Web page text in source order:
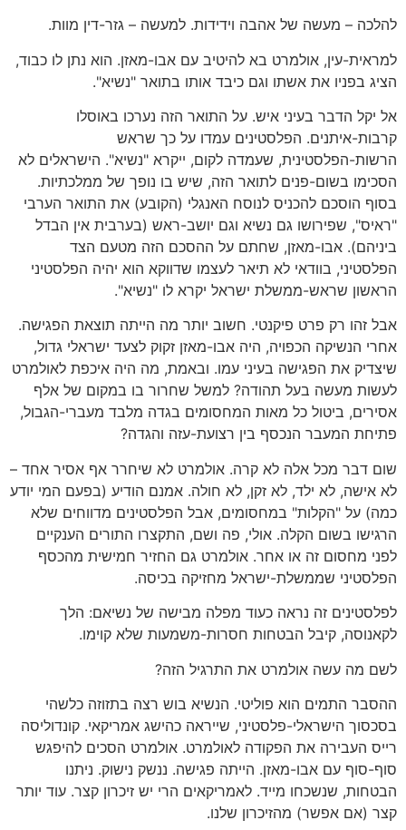
להלכה – מעשה של אהבה וידידות. למעשה – גזר-דין מוות.
למראית-עין, אולמרט בא להיטיב עם אבו-מאזן. הוא נתן לו כבוד,
הציג בפניו את אשתו וגם כיבד אותו בתואר "נשיא".
אל יקל הדבר בעיני איש. על התואר הזה נערכו באוסלו
קרבות-איתנים. הפלסטינים עמדו על כך שראש
הרשות-הפלסטינית, שעמדה לקום, ייקרא "נשיא". הישראלים לא
הסכימו בשום-פנים לתואר הזה, שיש בו נופך של ממלכתיות.
בסוף הוסכם להכניס לנוסח האנגלי (הקובע) את התואר הערבי
"ראיס", שפירושו גם נשיא וגם יושב-ראש (בערבית אין הבדל
ביניהם). אבו-מאזן, שחתם על ההסכם הזה מטעם הצד
הפלסטיני, בוודאי לא תיאר לעצמו שדווקא הוא יהיה הפלסטיני
הראשון שראש-ממשלת ישראל יקרא לו "נשיא".
אבל זהו רק פרט פיקנטי. חשוב יותר מה הייתה תוצאת הפגישה.
אחרי הנשיקה הכפויה, היה אבו-מאזן זקוק לצעד ישראלי גדול,
שיצדיק את הפגישה בעיני עמו. ובאמת, מה היה איכפת לאולמרט
לעשות מעשה בעל תהודה? למשל שחרור בו במקום של אלף
אסירים, ביטול כל מאות המחסומים בגדה מלבד מעברי-הגבול,
פתיחת המעבר הנכסף בין רצועת-עזה והגדה?
שום דבר מכל אלה לא קרה. אולמרט לא שיחרר אף אסיר אחד –
לא אישה, לא ילד, לא זקן, לא חולה. אמנם הודיע (בפעם המי יודע
כמה) על "הקלות" במחסומים, אבל הפלסטינים מדווחים שלא
הרגישו בשום הקלה. אולי, פה ושם, התקצרו התורים הענקיים
לפני מחסום זה או אחר. אולמרט גם החזיר חמישית מהכסף
הפלסטיני שממשלת-ישראל מחזיקה בכיסה.
לפלסטינים זה נראה כעוד מפלה מבישה של נשיאם: הלך
לקאנוסה, קיבל הבטחות חסרות-משמעות שלא קוימו.
לשם מה עשה אולמרט את התרגיל הזה?
ההסבר התמים הוא פוליטי. הנשיא בוש רצה בתזוזה כלשהי
בסכסוך הישראלי-פלסטיני, שייראה כהישג אמריקאי. קונדוליסה
רייס העבירה את הפקודה לאולמרט. אולמרט הסכים להיפגש
סוף-סוף עם אבו-מאזן. הייתה פגישה. ננשק נישוק. ניתנו
הבטחות, שנשכחו מייד. לאמריקאים הרי יש זיכרון קצר. עוד יותר
קצר (אם אפשר) מהזיכרון שלנו.